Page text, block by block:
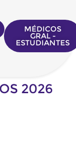
MÉDICOS
GRAL -
ESTUDIANTES
2026